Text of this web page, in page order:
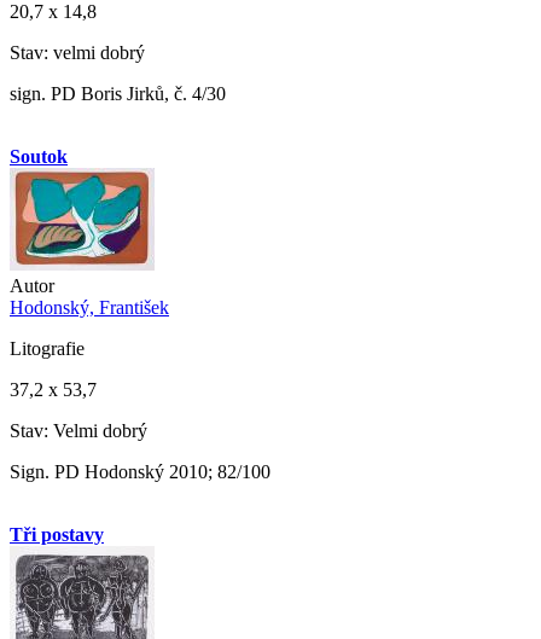
20,7 x 14,8
Stav: velmi dobrý
sign. PD Boris Jirků, č. 4/30
Soutok
Autor
Hodonský, František
Litografie
37,2 x 53,7
Stav: Velmi dobrý
Sign. PD Hodonský 2010; 82/100
Tři postavy